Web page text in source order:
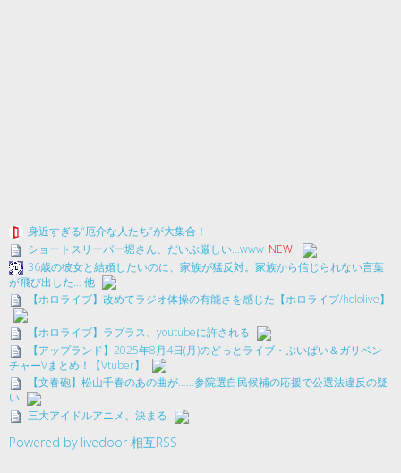
身近すぎる“厄介な人たち”が大集合！
ショートスリーパー堀さん、だいぶ厳しい…www NEW!
36歳の彼女と結婚したいのに、家族が猛反対。家族から信じられない言葉
が飛び出した… 他
【ホロライブ】改めてラジオ体操の有能さを感じた【ホロライブ/hololive】
【ホロライブ】ラプラス、youtubeに許される
【アップランド】2025年8月4日(月)のどっとライブ・ぶいぱい＆ガリベン
チャーVまとめ！【Vtuber】
【文春砲】松山千春のあの曲が……参院選自民候補の応援で公選法違反の疑
い
三大アイドルアニメ、決まる
Powered by livedoor 相互RSS